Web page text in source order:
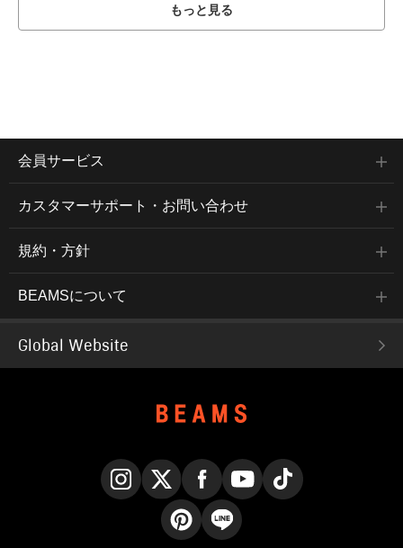
もっと見る
会員サービス
カスタマーサポート・お問い合わせ
規約・方針
BEAMSについて
Global Website